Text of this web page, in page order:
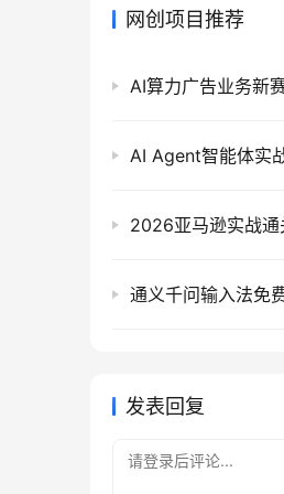
网创项目推荐
AI算力广告业务新
发表回复
请登录后评论...